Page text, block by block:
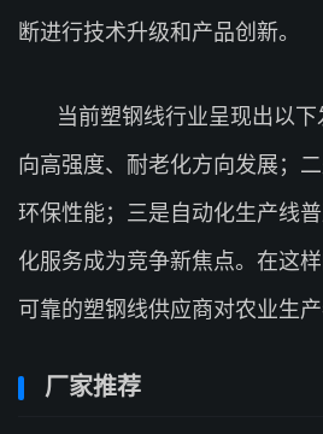
断进行技术升级和产品创新。
当前塑钢线行业呈现出以
向高强度、耐老化方向发展；
环保性能；三是自动化生产线
化服务成为竞争新焦点。在这
可靠的塑钢线供应商对农业生产
厂家推荐